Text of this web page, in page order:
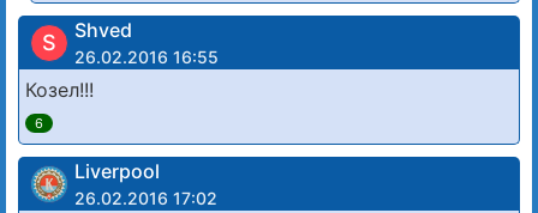
S Shved
26.02.2016 16:55
Козел!!!
6
Liverpool
26.02.2016 17:02